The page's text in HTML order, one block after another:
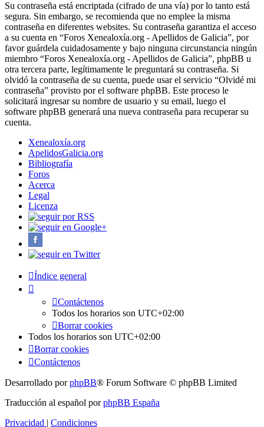
Su contraseña está encriptada (cifrado de una vía) por lo tanto está
segura. Sin embargo, se recomienda que no emplee la misma
contraseña en diferentes websites. Su contraseña garantiza el acceso
a su cuenta en “Foros Xenealoxía.org - Apellidos de Galicia”, por
favor guárdela cuidadosamente y bajo ninguna circunstancia ningún
miembro “Foros Xenealoxía.org - Apellidos de Galicia”, phpBB u
otra tercera parte, legítimamente le preguntará su contraseña. Si
olvidó la contraseña de su cuenta, puede usar el servicio “Olvidé mi
contraseña” provisto por el software phpBB. Este proceso le
solicitará ingresar su nombre de usuario y su email, luego el
software phpBB generará una nueva contraseña para recuperar su
cuenta.
Xenealoxía.org
ApelidosGalicia.org
Bibliografía
Foros
Acerca
Legal
Licenza
Índice general
Contáctenos
Todos los horarios son UTC+02:00
Borrar cookies
Todos los horarios son UTC+02:00
Borrar cookies
Contáctenos
Desarrollado porphpBB® Forum Software © phpBB Limited
Traducción al español porphpBB España
Privacidad | Condiciones